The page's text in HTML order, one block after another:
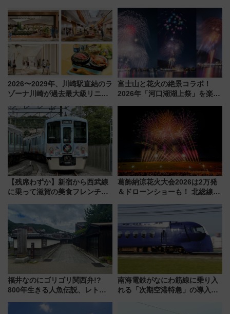
2026〜2029年、川崎駅直結のラ
ゾーナ川崎が過去最大級リニュ
「いつから何が変わるか」徹底
解説！
富士山と花火の絶景コラボ！
2026年「河口湖湖上祭」を楽し
【残席わずか】新宿から西武線
に乗って滋賀の美食フレンチを
「52席の至福」で味わう近江牛
や伝統文化の特別コラボ
葛飾納涼花火大会2026は2万発
＆ドローンショーも！ 北総線を
車、観覧スポット情報と周辺観
光まとめ（7/28開催）
福井なのにゴリゴリ関西弁!?
800年生きる人魚伝説、レトロ
屋カフェで非日常を！週末観光
南海電鉄がなにわ筋線に乗り入
れる「次期空港特急」の導入を